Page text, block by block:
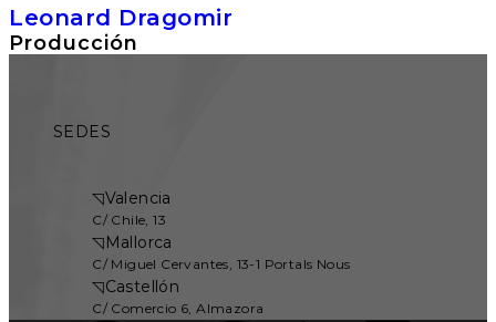
Leonard Dragomir
Producción
SEDES
◹Valencia
C/ Chile, 13
◹Mallorca
C/ Miguel Cervantes, 13-1 Portals Nous
◹Castellón
C/ Comercio 6, Almazora